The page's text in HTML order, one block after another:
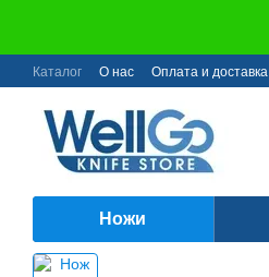
Каталог О нас Оплата и доставка
Ножи